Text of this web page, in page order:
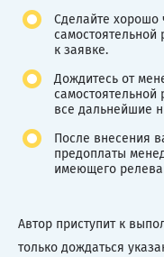
Сделайте хорошо
самостоятельной
к заявке.
Дождитесь от
все дальнейшие
После внесения
предоплаты
имеющего
Автор приступит к
только дождаться